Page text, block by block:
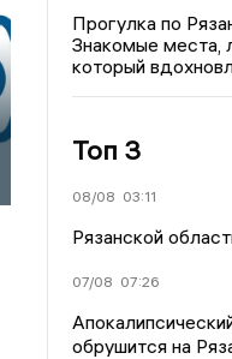
Прогулка по
Знакомые места,
который
Топ 3
08/08 03:11
Рязанской
07/08 07:26
обрушится на